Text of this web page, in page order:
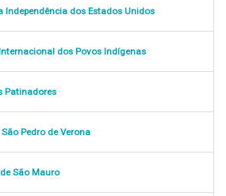
Independência dos Estados Unidos
dos Povos Indígenas
Patinadores
Pedro de Verona
São Mauro